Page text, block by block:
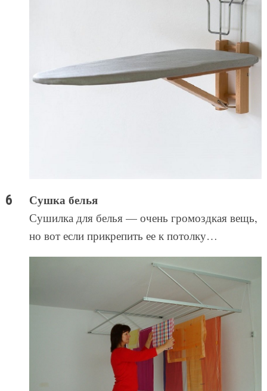
Сушка белья
Сушилка для белья — очень громоздкая вещь,
но вот если прикрепить ее к потолку…